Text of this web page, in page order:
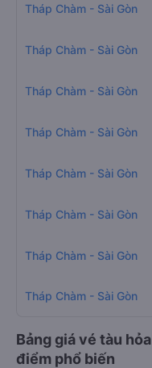
Tháp Chàm - Sài Gòn
Tháp Chàm - Sài Gòn
Tháp Chàm - Sài Gòn
Tháp Chàm - Sài Gòn
Tháp Chàm - Sài Gòn
Tháp Chàm - Sài Gòn
Tháp Chàm - Sài Gòn
Tháp Chàm - Sài Gòn
Bảng giá vé tàu
điểm phổ biến